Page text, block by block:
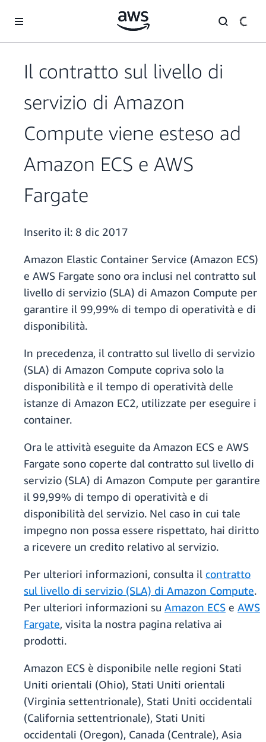
Il contratto sul livello di
servizio di Amazon
Compute viene esteso ad
Amazon ECS e AWS
Fargate
Inserito il: 8 dic 2017
Amazon Elastic Container Service (Amazon ECS)
e AWS Fargate sono ora inclusi nel contratto sul
livello di servizio (SLA) di Amazon Compute per
garantire il 99,99% di tempo di operatività e di
disponibilità.
In precedenza, il contratto sul livello di servizio
(SLA) di Amazon Compute copriva solo la
disponibilità e il tempo di operatività delle
istanze di Amazon EC2, utilizzate per eseguire i
container.
Ora le attività eseguite da Amazon ECS e AWS
Fargate sono coperte dal contratto sul livello di
servizio (SLA) di Amazon Compute per garantire
il 99,99% di tempo di operatività e di
disponibilità del servizio. Nel caso in cui tale
impegno non possa essere rispettato, hai diritto
a ricevere un credito relativo al servizio.
Per ulteriori informazioni, consulta il contratto
sul livello di servizio (SLA) di Amazon Compute.
Per ulteriori informazioni su Amazon ECS e AWS
Fargate, visita la nostra pagina relativa ai
prodotti.
Amazon ECS è disponibile nelle regioni Stati
Uniti orientali (Ohio), Stati Uniti orientali
(Virginia settentrionale), Stati Uniti occidentali
(California settentrionale), Stati Uniti
occidentali (Oregon), Canada (Centrale), Asia